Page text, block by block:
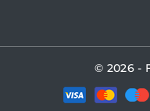
© 2026 -